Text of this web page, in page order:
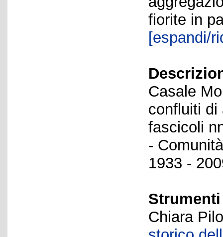
fiorite in
[espandi/
Casale
confluiti di
fascicoli
-
1933 -
Chiara